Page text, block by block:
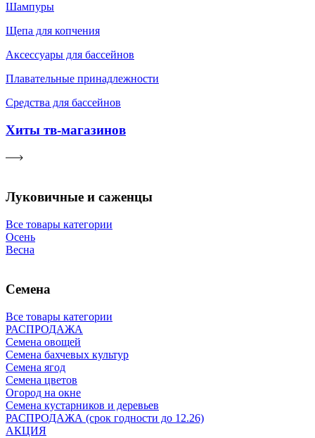
Шампуры
Щепа для копчения
Аксессуары для бассейнов
Плавательные принадлежности
Средства для бассейнов
Хиты тв-магазинов
Луковичные и саженцы
Все товары категории
Осень
Весна
Семена
Все товары категории
РАСПРОДАЖА
Семена овощей
Семена бахчевых культур
Семена ягод
Семена цветов
Огород на окне
Семена кустарников и деревьев
РАСПРОДАЖА (срок годности до 12.26)
АКЦИЯ